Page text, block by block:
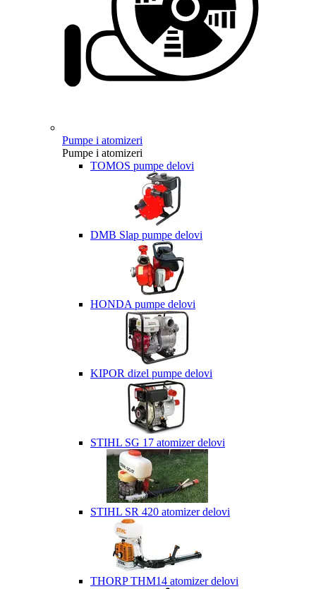
Pumpe i atomizeri
Pumpe i atomizeri
TOMOS pumpe delovi
DMB Slap pumpe delovi
HONDA pumpe delovi
KIPOR dizel pumpe delovi
STIHL SG 17 atomizer delovi
STIHL SR 420 atomizer delovi
THORP THM14 atomizer delovi